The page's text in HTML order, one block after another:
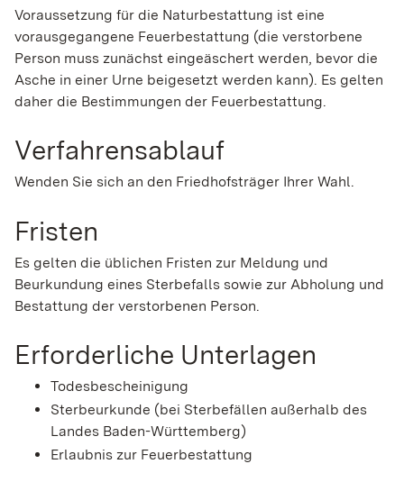
Voraussetzung für die Naturbestattung ist eine
vorausgegangene Feuerbestattung (die verstorbene
Person muss zunächst eingeäschert werden, bevor die
Asche in einer Urne beigesetzt werden kann). Es gelten
daher die Bestimmungen der Feuerbestattung.
Verfahrensablauf
Wenden Sie sich an den Friedhofsträger Ihrer Wahl.
Fristen
Es gelten die üblichen Fristen zur Meldung und
Beurkundung eines Sterbefalls sowie zur Abholung und
Bestattung der verstorbenen Person.
Erforderliche Unterlagen
Todesbescheinigung
Sterbeurkunde (bei Sterbefällen außerhalb des
Landes Baden-Württemberg)
Erlaubnis zur Feuerbestattung